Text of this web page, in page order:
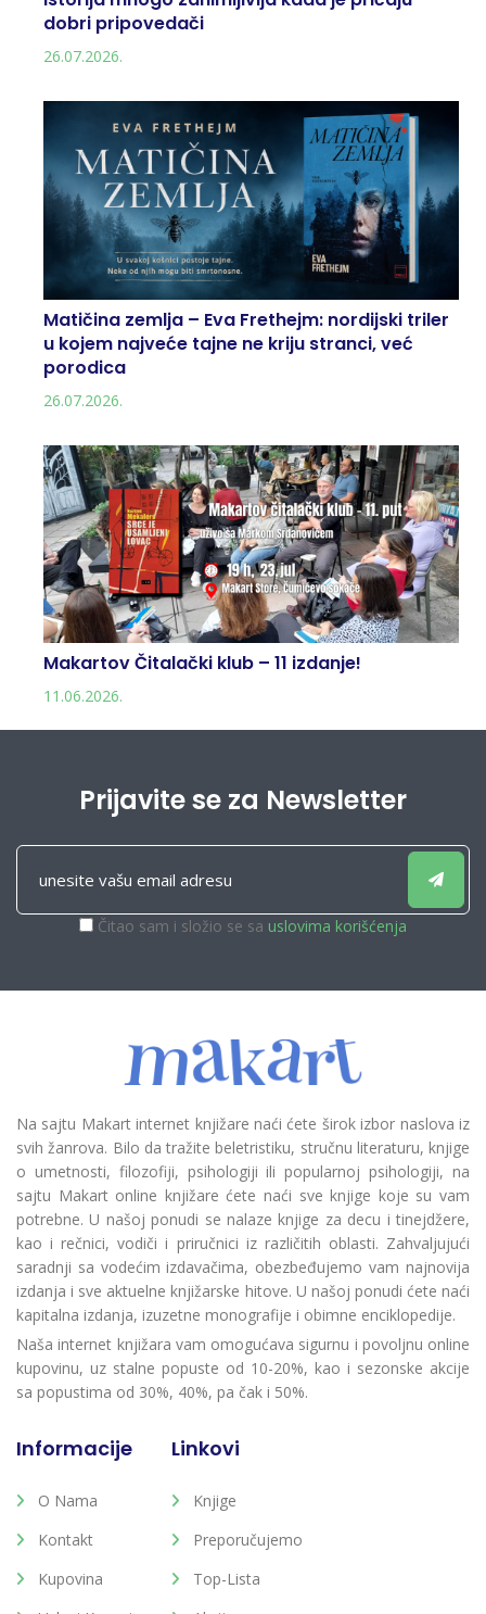
dobri pripovedači
26.07.2026.
Matičina zemlja – Eva Frethejm: nordijski triler
u kojem najveće tajne ne kriju stranci, već
porodica
26.07.2026.
Makartov Čitalački klub – 11 izdanje!
11.06.2026.
Prijavite se za Newsletter
Čitao sam i složio se sa uslovima korišćenja
Na sajtu Makart internet knjižare naći ćete širok izbor naslova iz
svih žanrova. Bilo da tražite beletristiku, stručnu literaturu, knjige
o umetnosti, filozofiji, psihologiji ili popularnoj psihologiji, na
sajtu Makart online knjižare ćete naći sve knjige koje su vam
potrebne. U našoj ponudi se nalaze knjige za decu i tinejdžere,
kao i rečnici, vodiči i priručnici iz različitih oblasti. Zahvaljujući
saradnji sa vodećim izdavačima, obezbeđujemo vam najnovija
izdanja i sve aktuelne knjižarske hitove. U našoj ponudi ćete naći
kapitalna izdanja, izuzetne monografije i obimne enciklopedije.
Naša internet knjižara vam omogućava sigurnu i povoljnu online
kupovinu, uz stalne popuste od 10-20%, kao i sezonske akcije
sa popustima od 30%, 40%, pa čak i 50%.
Informacije
O Nama
Kontakt
Kupovina
Linkovi
Knjige
Preporučujemo
Top-Lista